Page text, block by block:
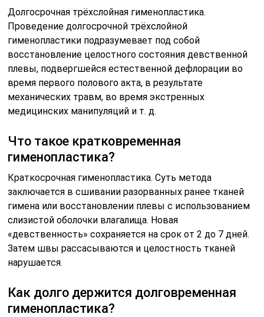
Долгосрочная трёхслойная гименопластика.
Проведение долгосрочной трёхслойной
гименопластики подразумевает под собой
восстановление целостного состояния девственной
плевы, подвергшейся естественной дефлорации во
время первого полового акта, в результате
механических травм, во время экстренных
медицинских манипуляций и т. д.
Что такое кратковременная
гименопластика?
Краткосрочная гименопластика. Суть метода
заключается в сшивании разорванных ранее тканей
гимена или восстановлении плевы с использованием
слизистой оболочки влагалища. Новая
«девственность» сохраняется на срок от 2 до 7 дней.
Затем швы рассасываются и целостность тканей
нарушается.
Как долго держится долговременная
гименопластика?